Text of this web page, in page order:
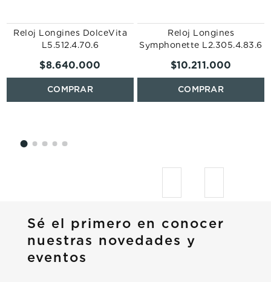
Reloj Longines DolceVita
L5.512.4.70.6
$8.640.000
Reloj Longines
Symphonette L2.305.4.83.6
$10.211.000
Sé el primero en conocer
nuestras novedades y
eventos